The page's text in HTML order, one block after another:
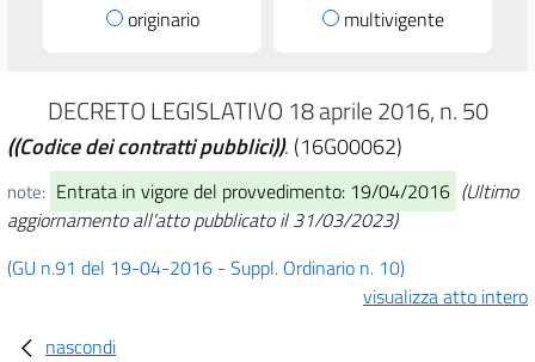
originario multivigente
DECRETO LEGISLATIVO 18 aprile 2016, n. 50
((Codice dei contratti pubblici)). (16G00062)
note: Entrata in vigore del provvedimento: 19/04/2016 (Ultimo
aggiornamento all'atto pubblicato il 31/03/2023)
(GU n.91 del 19-04-2016 - Suppl. Ordinario n. 10)
visualizza atto intero
nascondi